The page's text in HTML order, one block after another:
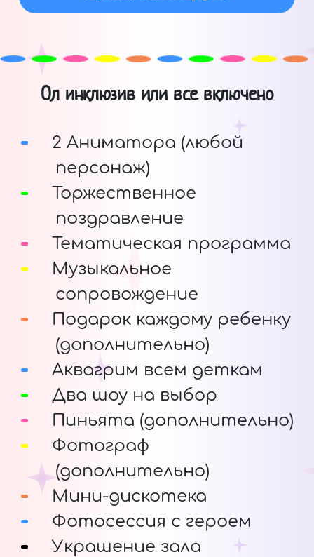
Ол инклюзив или все включено
2 Аниматора (любой
персонаж)
Торжественное
поздравление
Тематическая программа
Музыкальное
сопровождение
Подарок каждому ребенку
(дополнительно)
Аквагрим всем деткам
Два шоу на выбор
Пиньята (дополнительно)
Фотограф
(дополнительно)
Мини-дискотека
Фотосессия с героем
Украшение зала